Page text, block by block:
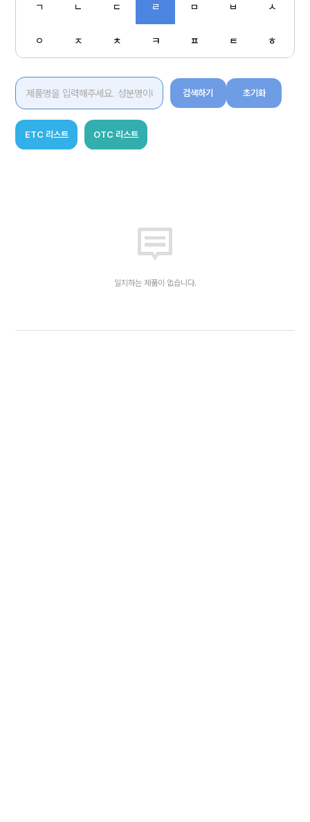
ㄱ ㄴ ㄷ ㄹ ㅁ ㅂ ㅅ
ㅇ ㅈ ㅊ ㅋ ㅍ ㅌ ㅎ
검색하기 초기화
ETC 리스트 OTC 리스트
일치하는 제품이 없습니다.